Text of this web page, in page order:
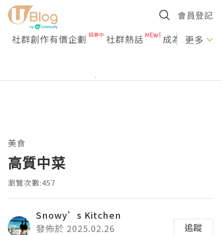
會員登記
社群創作有價企劃 社群熱話 成為U更多
美食
高質中菜
瀏覽次數:457
Snowy’s Kitchen
發佈於 2025.02.26
追蹤